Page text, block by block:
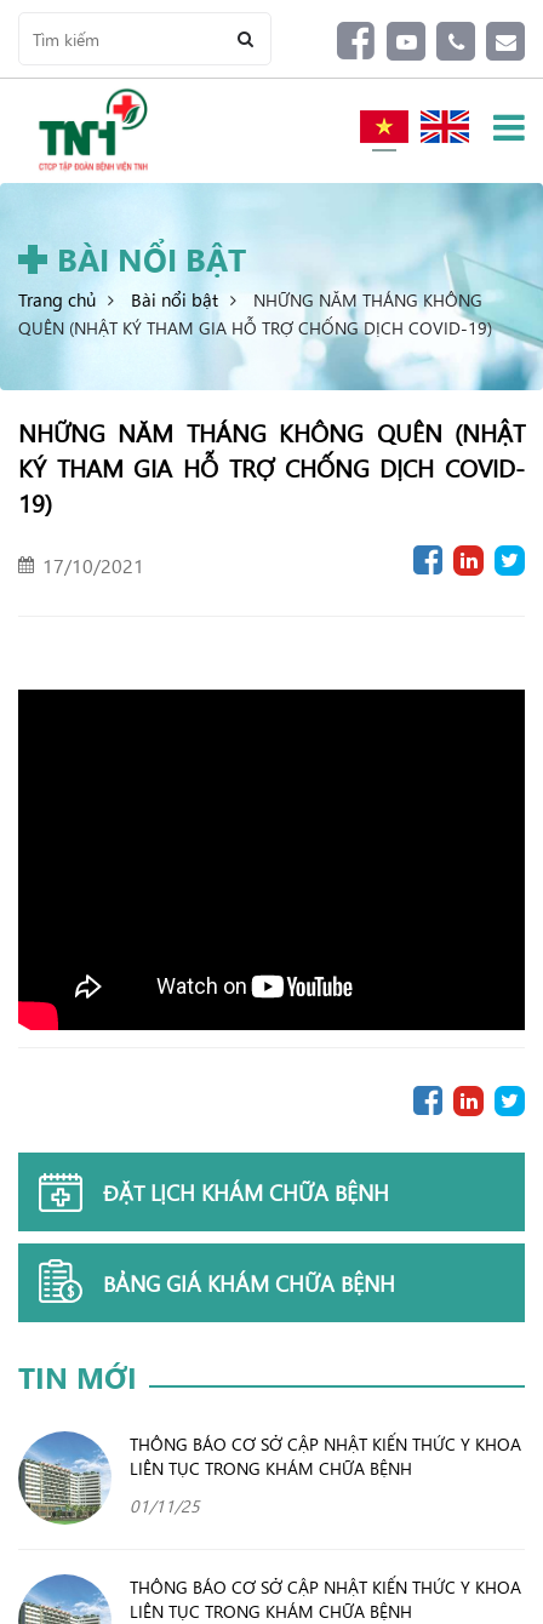
BÀI NỔI BẬT
Trang chủ Bài nổi bật
NHỮNG NĂM THÁNG KHÔNG
QUÊN (NHẬT KÝ THAM GIA HỖ TRỢ CHỐNG DỊCH COVID-19)
NHỮNG NĂM THÁNG KHÔNG QUÊN (NHẬT
KÝ THAM GIA HỖ TRỢ CHỐNG DỊCH COVID-
19)
17/10/2021
ĐẶT LỊCH KHÁM CHỮA BỆNH
BẢNG GIÁ KHÁM CHỮA BỆNH
TIN MỚI
THÔNG BÁO CƠ SỞ CẬP NHẬT KIẾN THỨC Y KHOA
LIÊN TỤC TRONG KHÁM CHỮA BỆNH
01/11/25
THÔNG BÁO CƠ SỞ CẬP NHẬT KIẾN THỨC Y KHOA
LIÊN TỤC TRONG KHÁM CHỮA BỆNH